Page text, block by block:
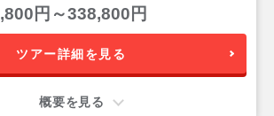
円～338,800円
ツアー詳細を見る
概要を見る